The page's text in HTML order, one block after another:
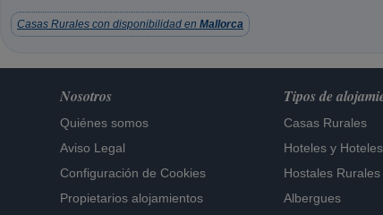
Casas Rurales con disponibilidad en Mallorca
Nosotros
Quiénes somos
Aviso Legal
Configuración de Cookies
Propietarios alojamientos
Tipos de
Casas Rurales
Hoteles y
Hostales Rurales
Albergues